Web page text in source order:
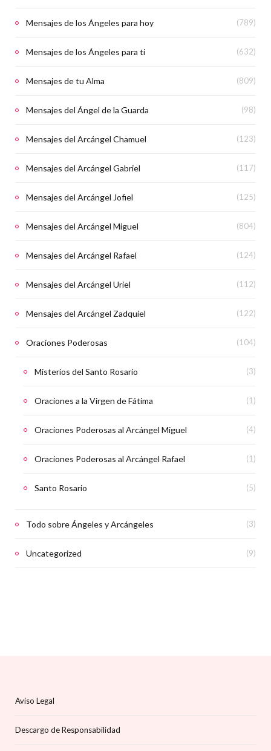
Mensajes de los Ángeles para hoy (789)
Mensajes de los Ángeles para ti (632)
Mensajes de tu Alma (809)
Mensajes del Ángel de la Guarda (98)
Mensajes del Arcángel Chamuel (123)
Mensajes del Arcángel Gabriel (117)
Mensajes del Arcángel Jofiel (125)
Mensajes del Arcángel Miguel (804)
Mensajes del Arcángel Rafael (124)
Mensajes del Arcángel Uriel (112)
Mensajes del Arcángel Zadquiel (122)
Oraciones Poderosas (104)
Misterios del Santo Rosario (3)
Oraciones a la Virgen de Fátima (1)
Oraciones Poderosas al Arcángel Miguel (4)
Oraciones Poderosas al Arcángel Rafael (1)
Santo Rosario (5)
Todo sobre Ángeles y Arcángeles (3)
Uncategorized (9)
Aviso Legal
Descargo de Responsabilidad